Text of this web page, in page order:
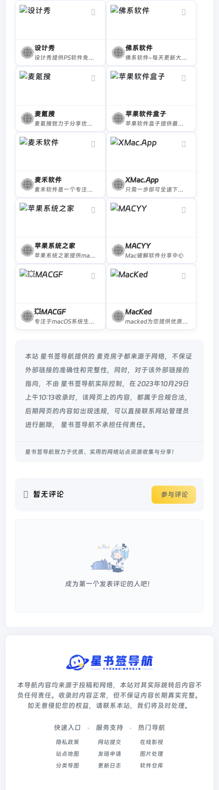
设计秀
设计秀提供PS软件免费版、PR插件及Adobe全家桶软件下载，涵盖Mac与Windows平台，支持高速下载与免登录网盘分享，是设计师常用工具站。
佛系软件
佛系软件-每天更新大量精品应用软件
麦氪搜
麦氪搜致力于分享优秀的Mac应用软件
苹果软件盒子
苹果软件盒子提供最全面的Mac软件免费下载
麦禾软件
麦禾软件是一个专注于 Mac 产品的下载平台，主要收录开源、免费、正版 Mac 软件，且所有软件均来自官方渠道，本站同时提供丰富的技巧文档、正版购买优惠信息等。
XMac.App
只需一步即可全速下载mac破解应用程序。。。
苹果系统之家
苹果系统之家提供macOS苹果系统原版镜像下载等
MACYY
Mac破解软件分享中心
💥MACGF
专注于macOS系统生产力软件下载
MacKed
macked为您提供优质的mac软件
本站 星书签导航提供的 麦克房子都来源于网络，不保证
外部链接的准确性和完整性，同时，对于该外部链接的
指向，不由 星书签导航实际控制，在 2023年10月29日
上午10:13收录时，该网页上的内容，都属于合规合法，
后期网页的内容如出现违规，可以直接联系网站管理员
进行删除， 星书签导航不承担任何责任。
星书签导航致力于优质、实用的网络站点资源收集与分享！
暂无评论 参与评论
成为第一个发表评论的人吧！
本导航内容均来源于投稿和网络，本站对其实际跳转后内容不
负任何责任。收录时内容正常，但不保证内容长期真实完整。
如无意侵犯您的权益，请联系本站，我们将及时处理。
快速入口
隐私政策
站点地图
分类导图
服务支持
网站提交
友链申请
更新日志
热门导航
在线影视
图片处理
软件仓库